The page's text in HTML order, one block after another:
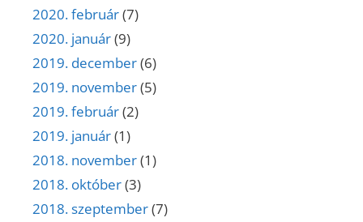
2020. február(7)
2020. január(9)
2019. december(6)
2019. november(5)
2019. február(2)
2019. január(1)
2018. november(1)
2018. október(3)
2018. szeptember(7)